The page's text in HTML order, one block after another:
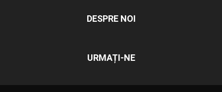
DESPRE NOI
URMAȚI-NE